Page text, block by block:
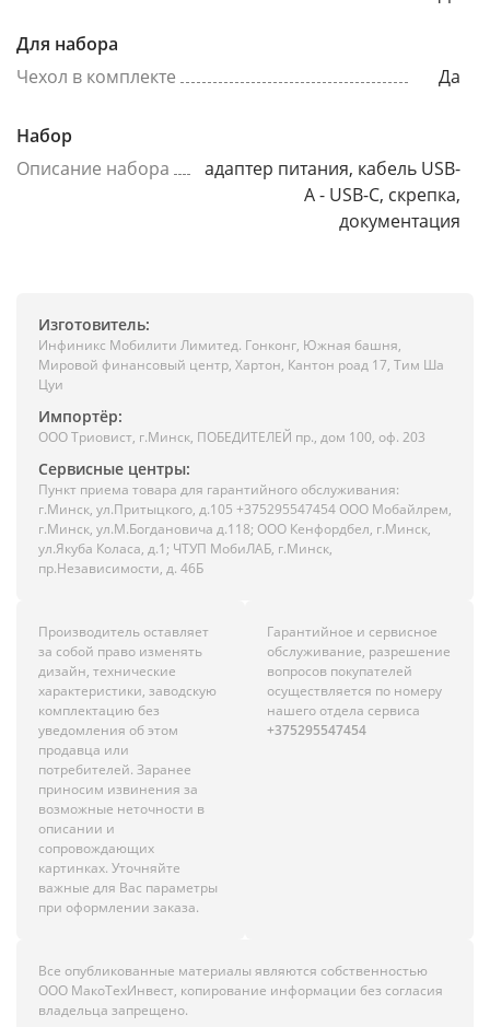
Для набора
Чехол в комплекте
Да
Набор
Описание набора
адаптер питания, кабель USB-
A - USB-C, скрепка,
документация
Изготовитель:
Инфиникс Мобилити Лимитед. Гонконг, Южная башня,
Мировой финансовый центр, Хартон, Кантон роад 17, Тим Ша
Цуи
Импортёр:
ООО Триовист, г.Минск, ПОБЕДИТЕЛЕЙ пр., дом 100, оф. 203
Сервисные центры:
Пункт приема товара для гарантийного обслуживания:
г.Минск, ул.Притыцкого, д.105 +375295547454 ООО Мобайлрем,
г.Минск, ул.М.Богдановича д.118; ООО Кенфордбел, г.Минск,
ул.Якуба Коласа, д.1; ЧТУП МобиЛАБ, г.Минск,
пр.Независимости, д. 46Б
Производитель оставляет
за собой право изменять
дизайн, технические
характеристики, заводскую
комплектацию без
уведомления об этом
продавца или
потребителей. Заранее
приносим извинения за
возможные неточности в
описании и
сопровождающих
картинках. Уточняйте
важные для Вас параметры
при оформлении заказа.
Гарантийное и сервисное
обслуживание, разрешение
вопросов покупателей
осуществляется по номеру
нашего отдела сервиса
+375295547454
Все опубликованные материалы являются собственностью
ООО МакоТехИнвест, копирование информации без согласия
владельца запрещено.